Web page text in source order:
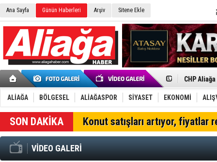
Ana Sayfa Günün Haberleri Arşiv Sitene Ekle
CHP
Çağrısı
Onat
Menemen
Aliağa'da
Furkan
Chp
ALİAĞA BÖLGESEL ALİAĞASPOR SİYASET EKONOMİ
Konut satışları artıyor, fiyatlar
VİDEO GALERİ